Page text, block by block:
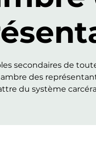
secondaires de
des
du système